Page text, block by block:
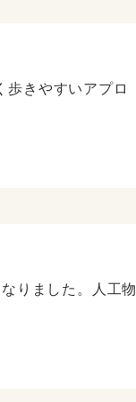
歩きやすいアプロ
りました。人工物